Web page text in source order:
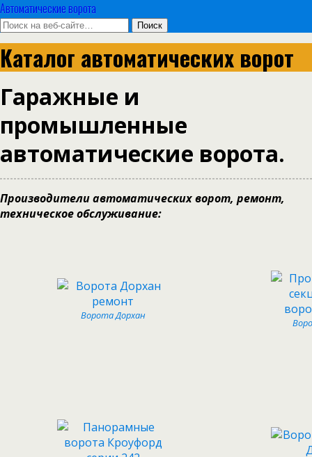
Автоматические ворота
Каталог автоматических ворот
Гаражные и
промышленные
автоматические ворота.
Производители автоматических ворот, ремонт,
техническое обслуживание:
Ворота Дорхан